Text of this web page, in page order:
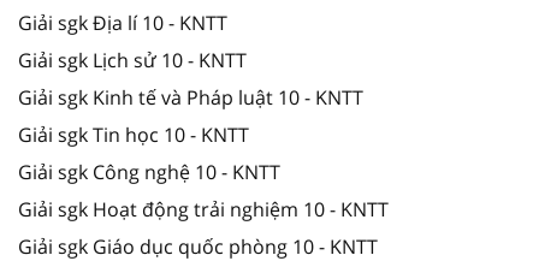
Giải sgk Địa lí 10 - KNTT
Giải sgk Lịch sử 10 - KNTT
Giải sgk Kinh tế và Pháp luật 10 - KNTT
Giải sgk Tin học 10 - KNTT
Giải sgk Công nghệ 10 - KNTT
Giải sgk Hoạt động trải nghiệm 10 - KNTT
Giải sgk Giáo dục quốc phòng 10 - KNTT